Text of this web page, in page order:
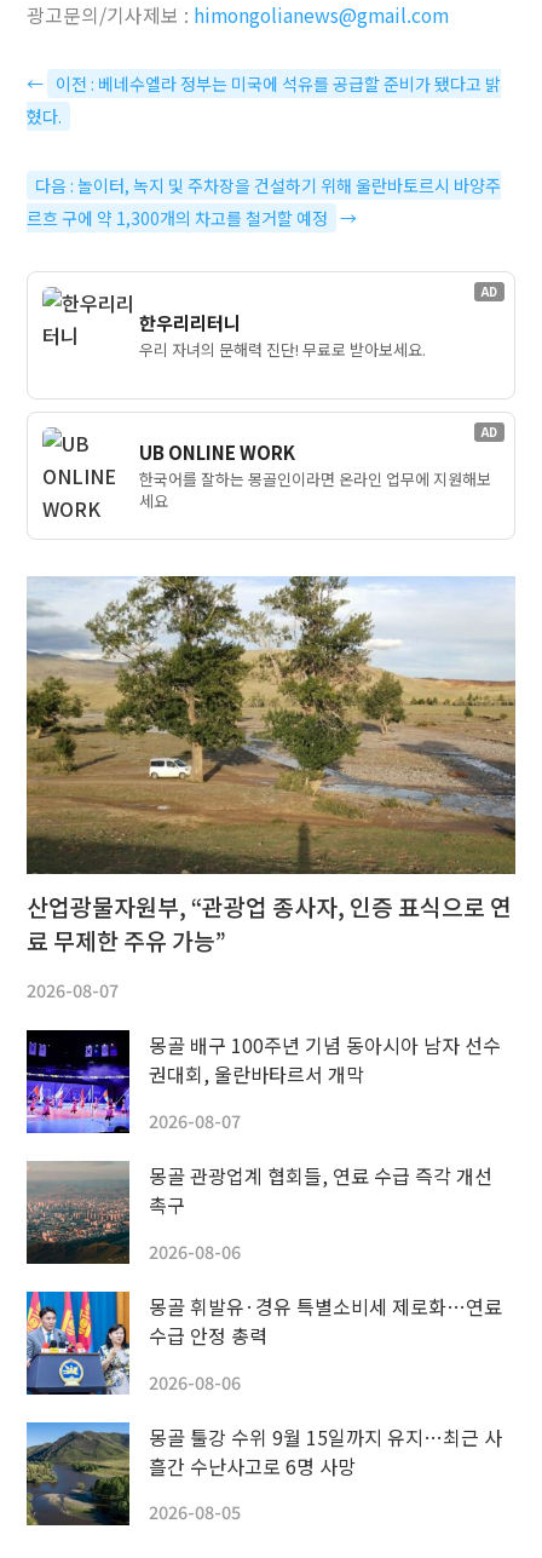
광고문의/기사제보 : himongolianews@gmail.com
← 이전 : 베네수엘라 정부는 미국에 석유를 공급할 준비가 됐다고 밝
혔다.
다음 : 놀이터, 녹지 및 주차장을 건설하기 위해 울란바토르시 바양주
르흐 구에 약 1,300개의 차고를 철거할 예정 →
AD
한우리리터니
우리 자녀의 문해력 진단! 무료로 받아보세요.
AD
UB ONLINE WORK
한국어를 잘하는 몽골인이라면 온라인 업무에 지원해보
세요
산업광물자원부, “관광업 종사자, 인증 표식으로 연
료 무제한 주유 가능”
2026-08-07
몽골 배구 100주년 기념 동아시아 남자 선수
권대회, 울란바타르서 개막
2026-08-07
몽골 관광업계 협회들, 연료 수급 즉각 개선
촉구
2026-08-06
몽골 휘발유·경유 특별소비세 제로화…연료
수급 안정 총력
2026-08-06
몽골 툴강 수위 9월 15일까지 유지…최근 사
흘간 수난사고로 6명 사망
2026-08-05